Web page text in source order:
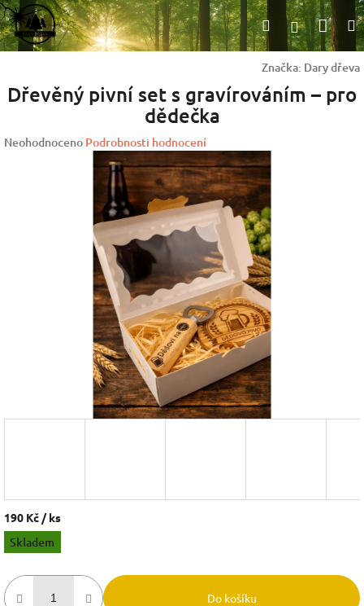
Přejít
na
obsah
HledatPřihlášení
Značka: Dary dřeva
Dřevěný pivní set s gravírováním – pro
dědečka
Průměrné
Neohodnoceno Podrobnosti hodnocení
190 Kč / ks
Měrná
cena:
Skladem
Do košíku